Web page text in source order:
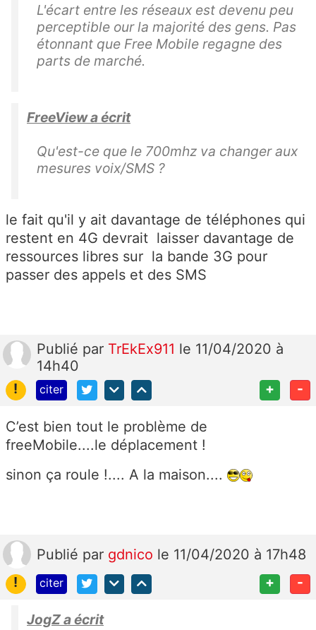
L'écart entre les réseaux est devenu peu
perceptible our la majorité des gens. Pas
étonnant que Free Mobile regagne des
parts de marché.
FreeView a écrit
Qu'est-ce que le 700mhz va changer aux
mesures voix/SMS ?
le fait qu'il y ait davantage de téléphones qui
restent en 4G devrait laisser davantage de
ressources libres sur la bande 3G pour
passer des appels et des SMS
Publié par TrEkEx911 le 11/04/2020 à
14h40
!
citer + -
C’est bien tout le problème de
freeMobile....le déplacement !
sinon ça roule !.... A la maison....
Publié par gdnico le 11/04/2020 à 17h48
!
citer + -
JogZ a écrit